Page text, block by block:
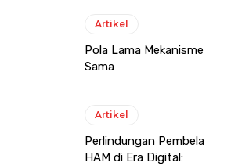
Artikel
Pola Lama Mekanisme
Sama
Artikel
Perlindungan Pembela
HAM di Era Digital: